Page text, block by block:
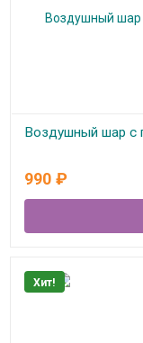
Воздушный шар с
990 ₽
Хит!